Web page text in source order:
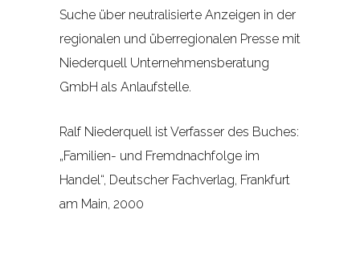
Suche über neutralisierte Anzeigen in der
regionalen und überregionalen Presse mit
Niederquell Unternehmensberatung
GmbH als Anlaufstelle.
Ralf Niederquell ist Verfasser des Buches:
„Familien- und Fremdnachfolge im
Handel“, Deutscher Fachverlag, Frankfurt
am Main, 2000